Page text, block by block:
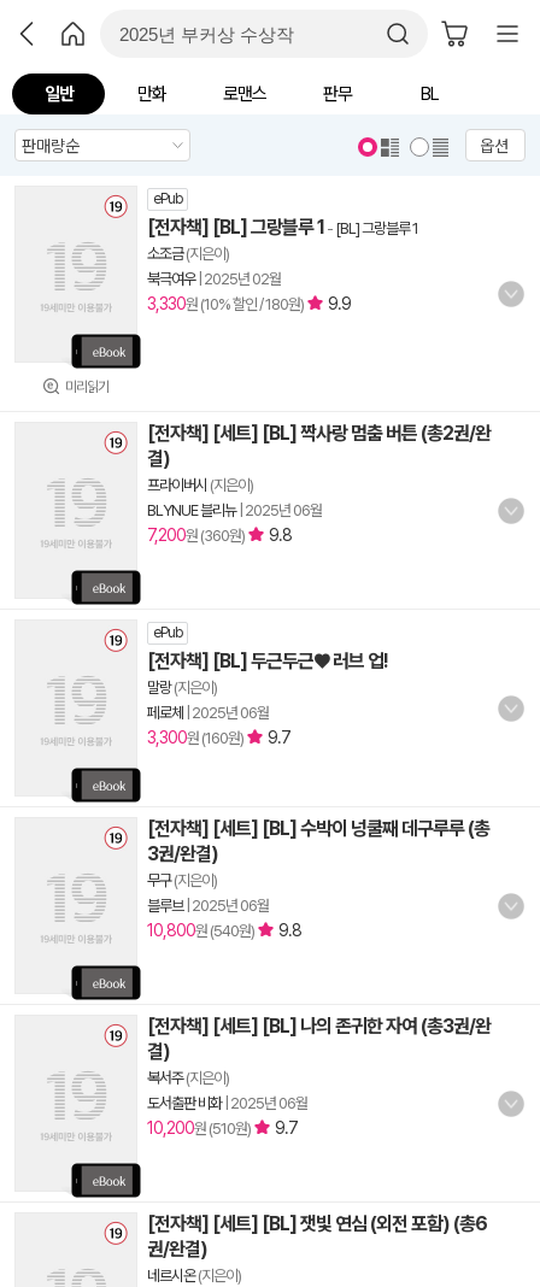
일반 만화 로맨스 판무 BL
옵션
미리읽기
ePub
[전자책] [BL] 그랑블루 1 - [BL] 그랑블루 1
소조금(지은이)
북극여우| 2025년 02월
3,330원 (10% 할인 / 180원) 9.9
[전자책] [세트] [BL] 짝사랑 멈춤 버튼 (총2권/완
결)
프라이버시 (지은이)
BLYNUE 블리뉴| 2025년 06월
7,200원 (360원) 9.8
ePub
[전자책] [BL] 두근두근♥ 러브 업!
말랑(지은이)
페로체
2025년 06월
3,300원 (160원) 9.7
[전자책] [세트] [BL] 수박이 넝쿨째 데구루루 (총
3권/완결)
무구(지은이)
블루브| 2025년 06월
10,800원 (540원) 9.8
[전자책] [세트] [BL] 나의 존귀한 자여 (총3권/완
결)
복서주(지은이)
도서출판 비화| 2025년 06월
10,200원 (510원) 9.7
[전자책] [세트] [BL] 잿빛 연심 (외전 포함) (총6
권/완결)
네르시온(지은이)